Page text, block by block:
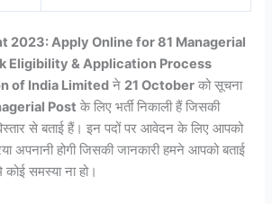
2023: Apply Online for 81 Managerial
Eligibility & Application Process
of India Limited ने 21 October को सूचना
Post के लिए भर्ती निकाली हैं जिसकी
से बताई हैं। इन पदों पर आवेदन के लिए आपको
अपनानी होगी जिसकी जानकारी हमने आपको बताई
समस्या ना हो।